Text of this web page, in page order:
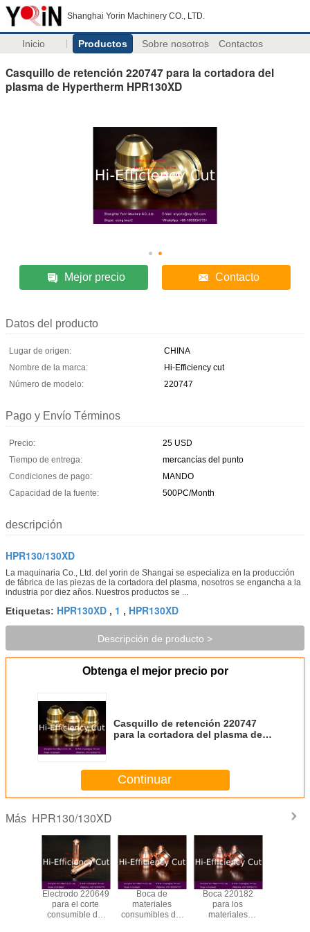
Shanghai Yorin Machinery CO., LTD.
Inicio Productos Sobre nosotros Contactos
Casquillo de retención 220747 para la cortadora del
plasma de Hypertherm HPR130XD
Mejor precio Contacto
Datos del producto
Lugar de origen:
CHINA
Nombre de la marca:
Hi-Efficiency cut
Número de modelo:
220747
Pago y Envío Términos
Precio:
25 USD
Tiempo de entrega:
mercancías del punto
Condiciones de pago:
MANDO
Capacidad de la fuente:
500PC/Month
descripción
HPR130/130XD
La maquinaria Co., Ltd. del yorin de Shangai se especializa en la producción
de fábrica de las piezas de la cortadora del plasma, nosotros se engancha a la
industria por diez años. Nuestros productos se ...
Etiquetas: HPR130XD , 1 , HPR130XD
Descripción de producto >
Obtenga el mejor precio por
Casquillo de retención 220747
para la cortadora del plasma de
Continuar
Más HPR130/130XD
Electrodo 220649
para el corte
consumible del
Boca de
materiales
consumibles del
Boca 220182
para los
materiales